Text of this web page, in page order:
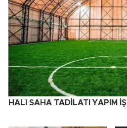
HALI SAHA TADİLATI YAPIM İŞİ